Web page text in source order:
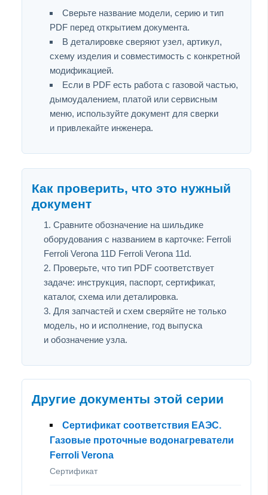
Сверьте название модели, серию и тип
PDF перед открытием документа.
В деталировке сверяют узел, артикул,
схему изделия и совместимость с конкретной
модификацией.
Если в PDF есть работа с газовой частью,
дымоудалением, платой или сервисным
меню, используйте документ для сверки
и привлекайте инженера.
Как проверить, что это нужный
документ
Сравните обозначение на шильдике
оборудования с названием в карточке: Ferroli
Ferroli Verona 11D Ferroli Verona 11d.
Проверьте, что тип PDF соответствует
задаче: инструкция, паспорт, сертификат,
каталог, схема или деталировка.
Для запчастей и схем сверяйте не только
модель, но и исполнение, год выпуска
и обозначение узла.
Другие документы этой серии
Сертификат соответствия ЕАЭС.
Газовые проточные водонагреватели
Ferroli Verona
Сертификат